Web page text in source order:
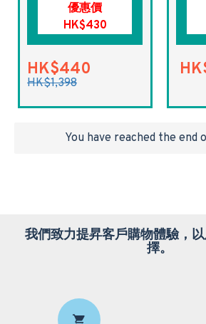
優惠價
HK$430
HK$440
HK$1,398
You have reached the end
我們致力提昇客戶購物體驗，
擇。